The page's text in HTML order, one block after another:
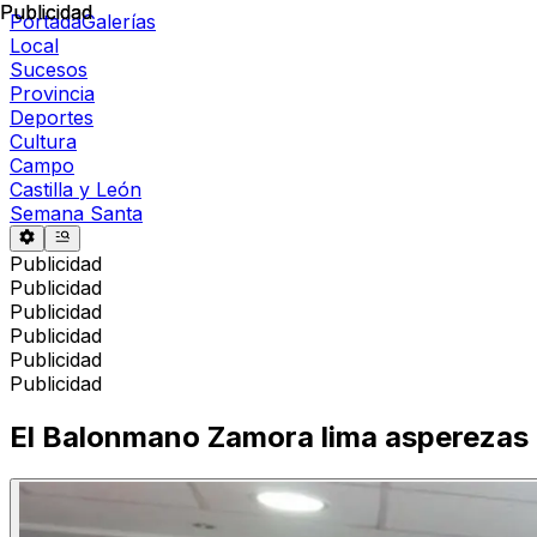
PortadaGalerías
Local
Sucesos
Provincia
Deportes
Cultura
Campo
Castilla y León
Semana Santa
Publicidad
Publicidad
Publicidad
Publicidad
Publicidad
Publicidad
Publicidad
El Balonmano Zamora lima
Publicidad